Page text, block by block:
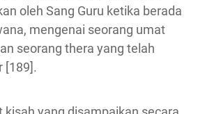
oleh Sang Guru ketika berada
mengenai seorang umat
seorang thera yang telah
[189].